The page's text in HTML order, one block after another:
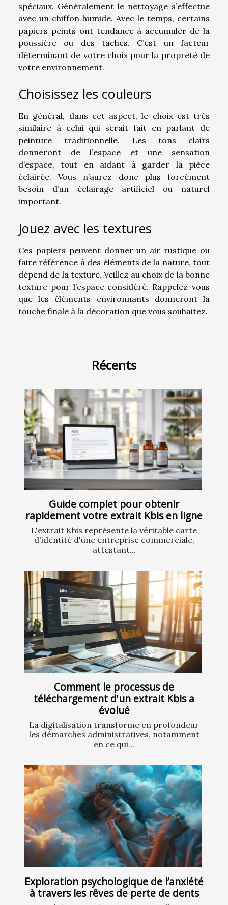
spéciaux. Généralement le nettoyage s’effectue
avec un chiffon humide. Avec le temps, certains
papiers peints ont tendance à accumuler de la
poussière ou des taches. C’est un facteur
déterminant de votre choix pour la propreté de
votre environnement.
Choisissez les couleurs
En général, dans cet aspect, le choix est très
similaire à celui qui serait fait en parlant de
peinture traditionnelle. Les tons clairs
donneront de l’espace et une sensation
d’espace, tout en aidant à garder la pièce
éclairée. Vous n’aurez donc plus forcément
besoin d’un éclairage artificiel ou naturel
important.
Jouez avec les textures
Ces papiers peuvent donner un air rustique ou
faire référence à des éléments de la nature, tout
dépend de la texture. Veillez au choix de la bonne
texture pour l’espace considéré. Rappelez-vous
que les éléments environnants donneront la
touche finale à la décoration que vous souhaitez.
Récents
Guide complet pour obtenir
rapidement votre extrait Kbis en ligne
L'extrait Kbis représente la véritable carte
d'identité d'une entreprise commerciale,
attestant...
Comment le processus de
téléchargement d'un extrait Kbis a
évolué
La digitalisation transforme en profondeur
les démarches administratives, notamment
en ce qui...
Exploration psychologique de l’anxiété
à travers les rêves de perte de dents